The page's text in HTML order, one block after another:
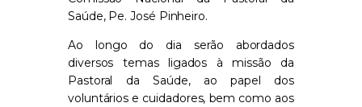
Saúde, Pe. José Pinheiro.
Ao longo do dia serão abordados
diversos temas ligados à missão da
Pastoral da Saúde, ao papel dos
voluntários e cuidadores, bem como aos